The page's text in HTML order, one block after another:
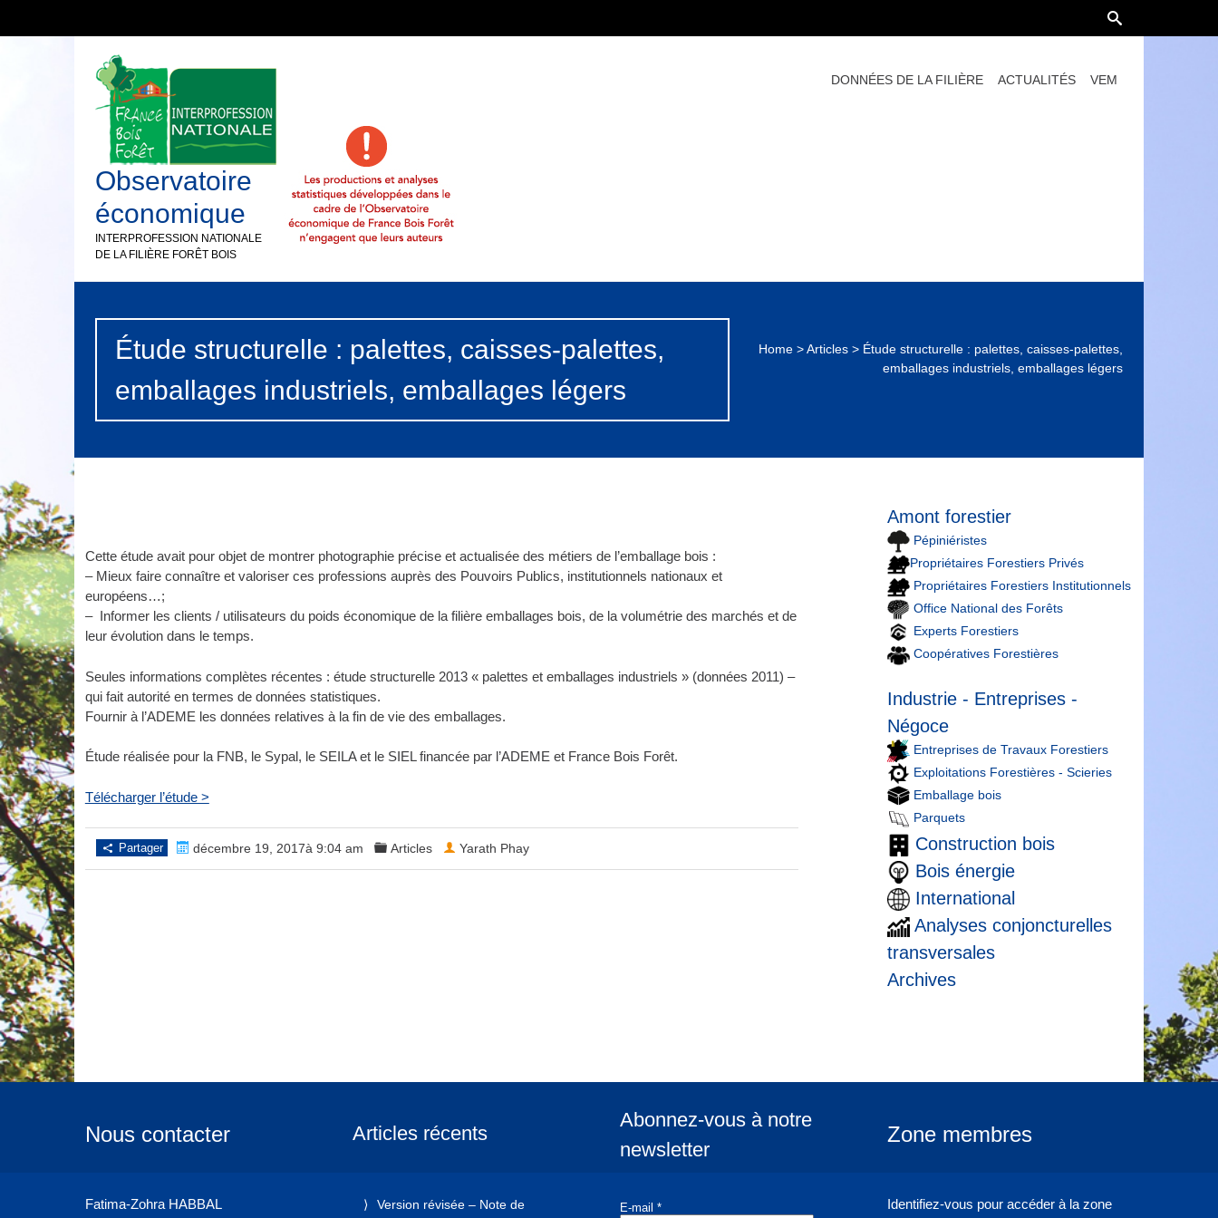
Observatoire
économique
INTERPROFESSION NATIONALE
DE LA FILIÈRE FORÊT BOIS
DONNÉES DE LA FILIÈRE ACTUALITÉS VEM
Étude structurelle : palettes, caisses-palettes,
emballages industriels, emballages légers
Home>Articles> Étude structurelle : palettes, caisses-palettes,
emballages industriels, emballages légers
Cette étude avait pour objet de montrer photographie précise et actualisée des métiers de l’emballage bois :
– Mieux faire connaître et valoriser ces professions auprès des Pouvoirs Publics, institutionnels nationaux et
européens…;
– Informer les clients / utilisateurs du poids économique de la filière emballages bois, de la volumétrie des marchés et de
leur évolution dans le temps.
Seules informations complètes récentes : étude structurelle 2013 « palettes et emballages industriels » (données 2011) –
qui fait autorité en termes de données statistiques.
Fournir à l’ADEME les données relatives à la fin de vie des emballages.
Étude réalisée pour la FNB, le Sypal, le SEILA et le SIEL financée par l’ADEME et France Bois Forêt.
Télécharger l’étude >
Partager décembre 19, 2017à 9:04 am Articles Yarath Phay
Amont forestier
Pépiniéristes
Propriétaires Forestiers Privés
Propriétaires Forestiers Institutionnels
Office National des Forêts
Experts Forestiers
Coopératives Forestières
Industrie - Entreprises -
Négoce
Entreprises de Travaux Forestiers
Exploitations Forestières - Scieries
Emballage bois
Parquets
Construction bois
Bois énergie
International
Analyses conjoncturelles
transversales
Archives
Nous contacter
Fatima-Zohra HABBAL
Articles récents
Version révisée – Note de
Abonnez-vous à notre
newsletter
E-mail *
Zone membres
Identifiez-vous pour accéder à la zone